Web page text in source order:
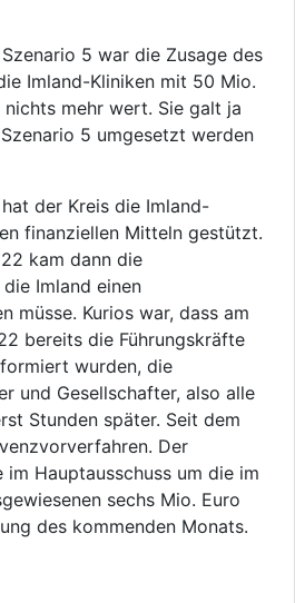
5 war die Zusage des
Imland-Kliniken mit 50 Mio.
mehr wert. Sie galt ja
5 umgesetzt werden
der Kreis die Imland-
finanziellen Mitteln gestützt.
kam dann die
Imland einen
müsse. Kurios war, dass am
bereits die Führungskräfte
wurden, die
und Gesellschafter, also alle
Stunden später. Seit dem
Der
Hauptausschuss um die im
sechs Mio. Euro
des kommenden Monats.